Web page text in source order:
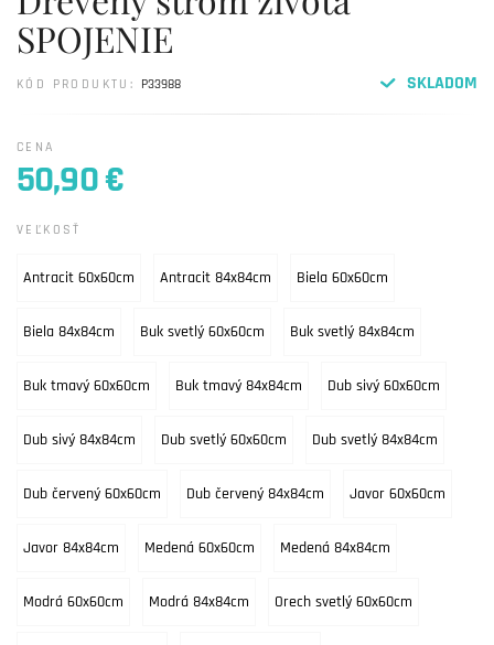
SPOJENIE
SKLADOM
KÓD PRODUKTU: P33988
CENA
50,90 €
VEĽKOSŤ
Antracit 60x60cm Antracit 84x84cm Biela 60x60cm
Biela 84x84cm Buk svetlý 60x60cm Buk svetlý 84x84cm
Buk tmavý 60x60cm Buk tmavý 84x84cm Dub sivý 60x60cm
Dub sivý 84x84cm Dub svetlý 60x60cm Dub svetlý 84x84cm
Dub červený 60x60cm Dub červený 84x84cm Javor 60x60cm
Javor 84x84cm Medená 60x60cm Medená 84x84cm
Modrá 60x60cm Modrá 84x84cm Orech svetlý 60x60cm